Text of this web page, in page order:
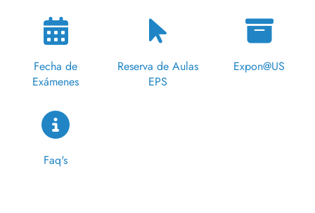
Fecha de
Exámenes
Reserva de Aulas
EPS
Expon@US
Faq's